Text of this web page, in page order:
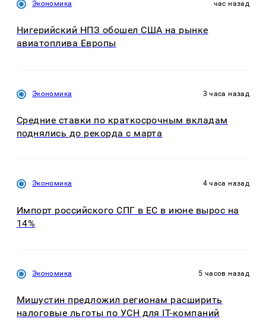
Экономика час назад
Нигерийский НПЗ обошел США на рынке
авиатоплива Европы
Экономика 3 часа назад
Средние ставки по краткосрочным вкладам
поднялись до рекорда с марта
Экономика 4 часа назад
Импорт российского СПГ в ЕС в июне вырос на
14%
Экономика 5 часов назад
Мишустин предложил регионам расширить
налоговые льготы по УСН для IT-компаний